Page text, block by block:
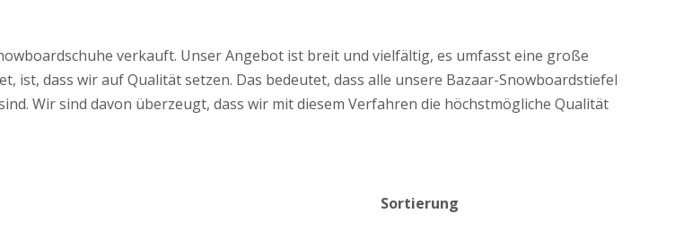
verkauft. Unser Angebot ist breit und vielfältig, es umfasst eine große
ist, dass wir auf Qualität setzen. Das bedeutet, dass alle unsere Bazaar-Snowboardstiefel
Wir sind davon überzeugt, dass wir mit diesem Verfahren die höchstmögliche Qualität
Sortierung